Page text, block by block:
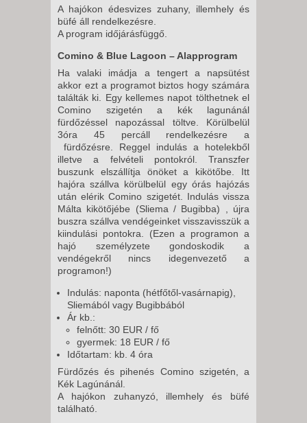
A hajókon édesvizes zuhany, illemhely és
büfé áll rendelkezésre.
A program időjárásfüggő.
Comino & Blue Lagoon – Alapprogram
Ha valaki imádja a tengert a napsütést
akkor ezt a programot biztos hogy számára
találták ki. Egy kellemes napot tölthetnek el
Comino szigetén a kék lagunánál
fürdőzéssel napozással töltve. Körülbelül
3óra 45 percáll rendelkezésre a
fürdőzésre. Reggel indulás a hotelekből
illetve a felvételi pontokról. Transzfer
buszunk elszállítja önöket a kikötőbe. Itt
hajóra szállva körülbelül egy órás hajózás
után elérik Comino szigetét. Indulás vissza
Málta kikötőjébe (Sliema / Bugibba) , újra
buszra szállva vendégeinket visszavisszük a
kiindulási pontokra. (Ezen a programon a
hajó személyzete gondoskodik a
vendégekről nincs idegenvezető a
programon!)
Indulás: naponta (hétfőtől-vasárnapig),
Sliemából vagy Bugibbából
Ár kb.:
felnőtt: 30 EUR / fő
gyermek: 18 EUR / fő
Időtartam: kb. 4 óra
Fürdőzés és pihenés Comino szigetén, a
Kék Lagúnánál.
A hajókon zuhanyzó, illemhely és büfé
található.